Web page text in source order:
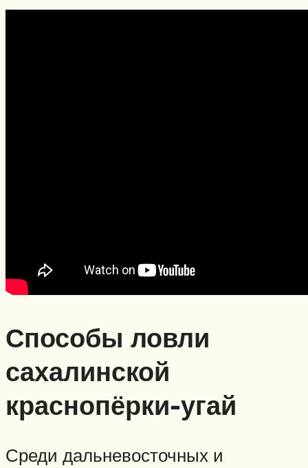
Способы ловли
сахалинской
краснопёрки-угай
Среди дальневосточных и